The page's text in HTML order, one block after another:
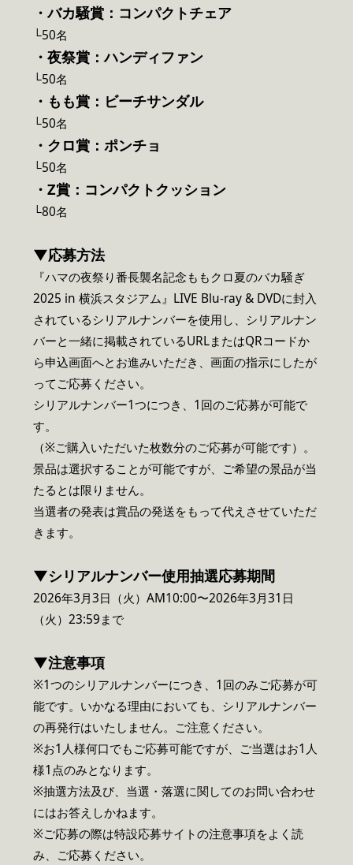
・バカ騒賞：コンパクトチェア
└50名
・夜祭賞：ハンディファン
└50名
・もも賞：ビーチサンダル
└50名
・クロ賞：ポンチョ
└50名
・Z賞：コンパクトクッション
└80名
▼応募方法
『ハマの夜祭り番長襲名記念ももクロ夏のバカ騒ぎ
2025 in 横浜スタジアム』LIVE Blu-ray & DVDに封入
されているシリアルナンバーを使用し、シリアルナン
バーと一緒に掲載されているURLまたはQRコードか
ら申込画面へとお進みいただき、画面の指示にしたが
ってご応募ください。
シリアルナンバー1つにつき、1回のご応募が可能で
す。
（※ご購入いただいた枚数分のご応募が可能です）。
景品は選択することが可能ですが、ご希望の景品が当
たるとは限りません。
当選者の発表は賞品の発送をもって代えさせていただ
きます。
▼シリアルナンバー使用抽選応募期間
2026年3月3日（火）AM10:00〜2026年3月31日
（火）23:59まで
▼注意事項
※1つのシリアルナンバーにつき、1回のみご応募が可
能です。いかなる理由においても、シリアルナンバー
の再発行はいたしません。ご注意ください。
※お1人様何口でもご応募可能ですが、ご当選はお1人
様1点のみとなります。
※抽選方法及び、当選・落選に関してのお問い合わせ
にはお答えしかねます。
※ご応募の際は特設応募サイトの注意事項をよく読
み、ご応募ください。